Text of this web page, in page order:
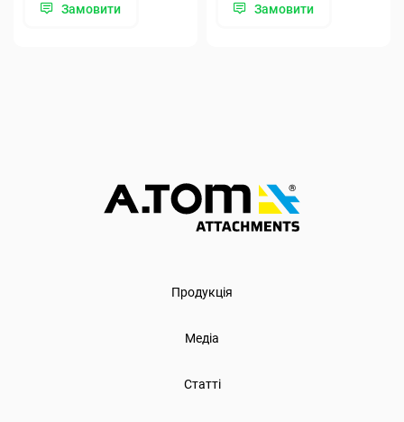
Замовити Замовити
Продукція
Медіа
Статті